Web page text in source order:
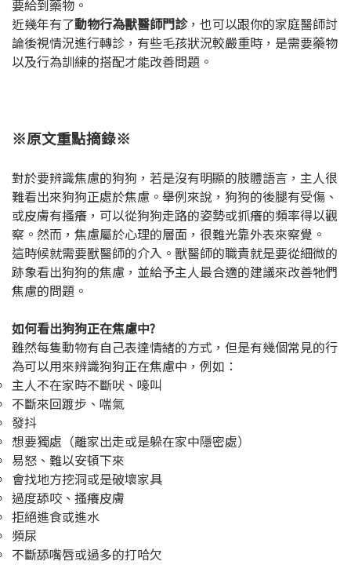
要給到藥物。
近幾年有了動物行為獸醫師門診，也可以跟你的家庭醫師討
論後視情況進行轉診，有些毛孩狀況較嚴重時，是需要藥物
以及行為訓練的搭配才能改善問題。
※原文重點摘錄※
對於要辨識焦慮的狗狗，若是沒有明顯的肢體語言，主人很
難看出來狗狗正處於焦慮。舉例來說，狗狗的後腿有受傷、
或皮膚有搔癢，可以從狗狗走路的姿勢或抓癢的頻率得以觀
察。然而，焦慮屬於心理的層面，很難光靠外表來察覺。
這時候就需要獸醫師的介入。獸醫師的職責就是要從細微的
跡象看出狗狗的焦慮，並給予主人最合適的建議來改善牠們
焦慮的問題。
如何看出狗狗正在焦慮中?
雖然每隻動物有自己表達情緒的方式，但是有幾個常見的行
為可以用來辨識狗狗正在焦慮中，例如：
主人不在家時不斷吠、嚎叫
不斷來回踱步、喘氣
發抖
想要獨處（離家出走或是躲在家中隱密處）
易怒、難以安頓下來
會找地方挖洞或是破壞家具
過度舔咬、搔癢皮膚
拒絕進食或進水
頻尿
不斷舔嘴唇或過多的打哈欠